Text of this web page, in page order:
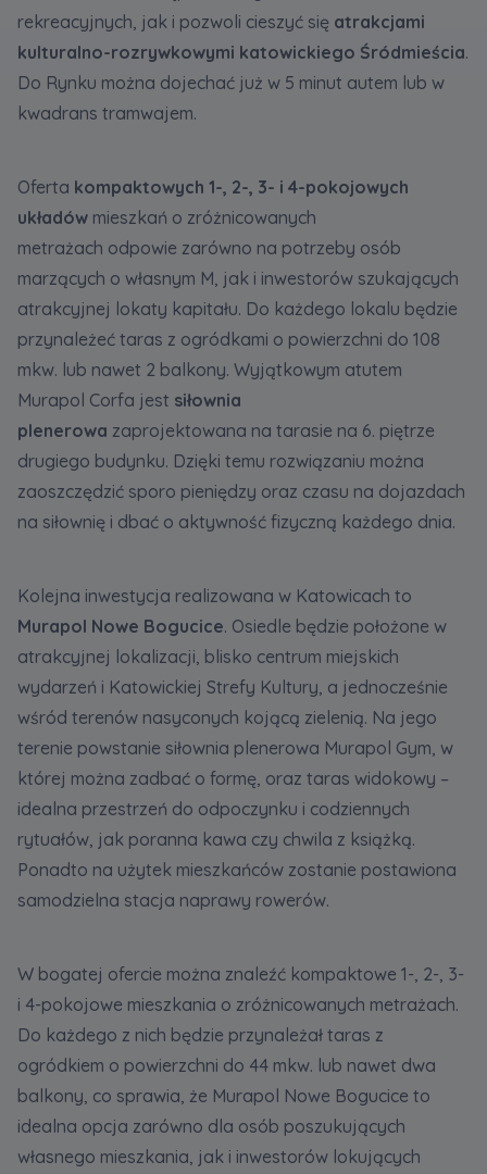
rekreacyjnych, jak i pozwoli cieszyć się atrakcjami
kulturalno-rozrywkowymi katowickiego Śródmieścia.
Do Rynku można dojechać już w 5 minut autem lub w
kwadrans tramwajem.
Oferta kompaktowych 1-, 2-, 3- i 4-pokojowych
układów mieszkań o zróżnicowanych
metrażach odpowie zarówno na potrzeby osób
marzących o własnym M, jak i inwestorów szukających
atrakcyjnej lokaty kapitału. Do każdego lokalu będzie
przynależeć taras z ogródkami o powierzchni do 108
mkw. lub nawet 2 balkony. Wyjątkowym atutem
Murapol Corfa jest siłownia
plenerowa zaprojektowana na tarasie na 6. piętrze
drugiego budynku. Dzięki temu rozwiązaniu można
zaoszczędzić sporo pieniędzy oraz czasu na dojazdach
na siłownię i dbać o aktywność fizyczną każdego dnia.
Kolejna inwestycja realizowana w Katowicach to
Murapol Nowe Bogucice. Osiedle będzie położone w
atrakcyjnej lokalizacji, blisko centrum miejskich
wydarzeń i Katowickiej Strefy Kultury, a jednocześnie
wśród terenów nasyconych kojącą zielenią. Na jego
terenie powstanie siłownia plenerowa Murapol Gym, w
której można zadbać o formę, oraz taras widokowy –
idealna przestrzeń do odpoczynku i codziennych
rytuałów, jak poranna kawa czy chwila z książką.
Ponadto na użytek mieszkańców zostanie postawiona
samodzielna stacja naprawy rowerów.
W bogatej ofercie można znaleźć kompaktowe 1-, 2-, 3-
i 4-pokojowe mieszkania o zróżnicowanych metrażach.
Do każdego z nich będzie przynależał taras z
ogródkiem o powierzchni do 44 mkw. lub nawet dwa
balkony, co sprawia, że Murapol Nowe Bogucice to
idealna opcja zarówno dla osób poszukujących
własnego mieszkania, jak i inwestorów lokujących